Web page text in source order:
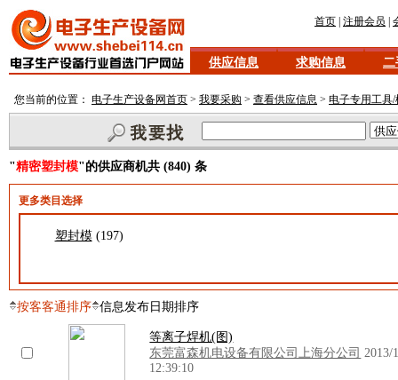
首页 注册会员
供应信息 求购信息 二
您当前的位置： 电子生产设备网首页 > 我要采购 > 查看供应信息 > 电子专用工具/
"精密塑封模"的供应商机共 (840) 条
更多类目选择
塑封模(197)
按客客通排序 信息发布日期排序
等离子焊机(图)
东莞富森机电设备有限公司上海分公司 2013/
12:39:10